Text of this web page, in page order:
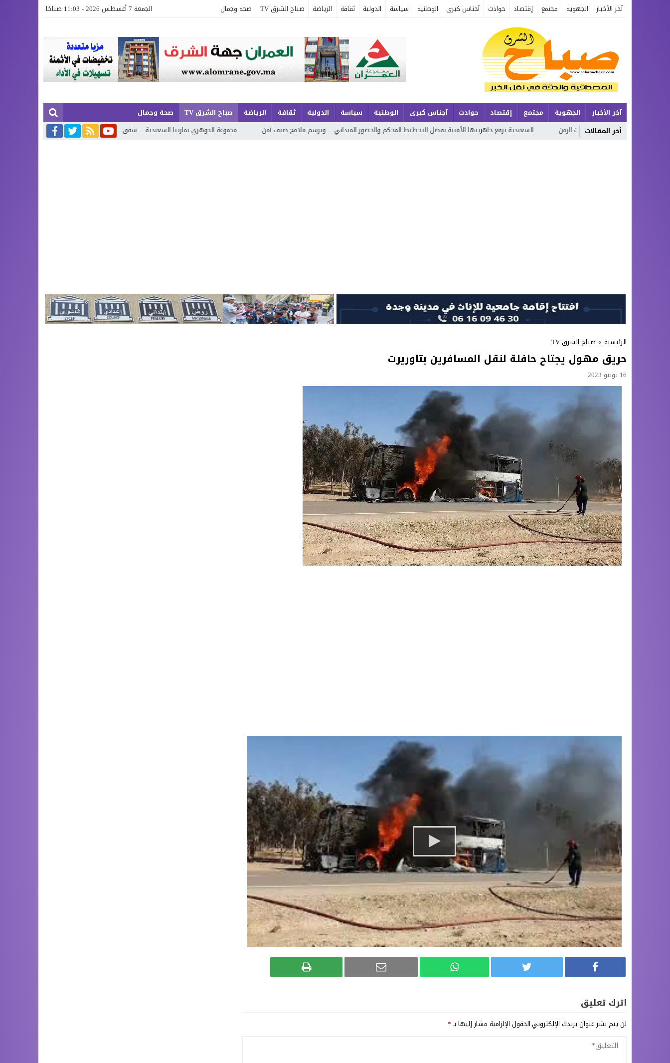
آخر الأخبار الجهوية مجتمع إقتصاد حوادث آجناس كبرى الوطنية سياسة الدولية ثقافة الرياضة صباح الشرق TV صحة وجمال الجمعة 7 أغسطس 2026 - 11:03 صباحًا
آخر الأخبار الجهوية مجتمع إقتصاد حوادث آجناس كبرى الوطنية سياسة الدولية ثقافة الرياضة صباح الشرق TV
صحة وجمال
أخر المقالاتوتحولات الزمن السعيدية ترفع جاهزيتها الأمنية بفضل التخطيط المحكم والحضور الميداني… وترسم ملامح صيف آمن مجموعة الجوهري بمارينا السعيدية… شقق عصرية وفيلات فاخرة بإطلالة تجمع البحر وروعة الطبيعة
الرئيسية » صباح الشرق TV
حريق مهول يجتاح حافلة لنقل المسافرين بتاوريرت
16 يونيو 2023
اترك تعليق
لن يتم نشر عنوان بريدك الإلكتروني.الحقول الإلزامية مشار إليها بـ*